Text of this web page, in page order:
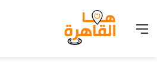
القائمة